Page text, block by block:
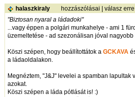
halaszkiraly hozzászólásai |válasz erre
"Biztosan nyaral a ládadoki"
...vagy éppen a polgári munkahelye - ami 1
üzemeltetése - ad szezonálisan jóval nagyobb
Köszi szépen, hogy beállítottátok aGCKAVA
a ládaoldalakon.
Megnéztem, "J&J" levelei a spamban lapultak
azokat.
Köszi szépen a láda pótlását is! :)